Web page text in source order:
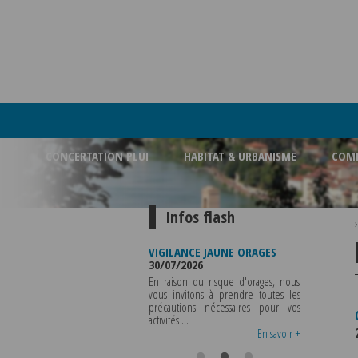
CONCERTATION PLUI HABITAT & URBANISME
Infos flash
VIGILANCE JAUNE ORAGES
30/07/2026
En raison du risque d'orages, nous
vous invitons à prendre toutes les
précautions nécessaires pour vos
activités ...
En savoir +
VIGILANCE JAUNE
29/07/2026
Météo-France
département du
métropole de Lyon
vigilance jaune ...
›